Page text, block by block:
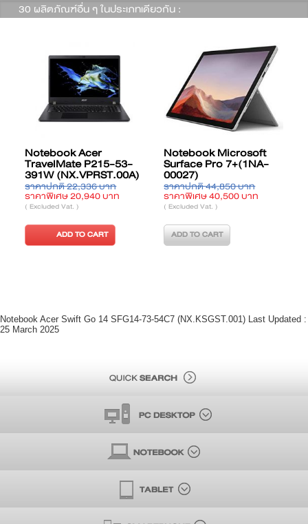
30 ผลิตภัณฑ์อื่น ๆ ในประเภทเดียวกัน :
Notebook Acer
TravelMate P215-53-
391W (NX.VPRST.00A)
ราคาปกติ 22,336 บาท
ราคาพิเศษ 20,940 บาท
( Excluded Vat. )
ADD TO CART
Notebook Microsoft
Surface Pro 7+(1NA-
00027)
ราคาปกติ 44,850 บาท
ราคาพิเศษ 40,500 บาท
( Excluded Vat. )
ADD TO CART
Notebook Acer Swift Go 14 SFG14-73-54C7 (NX.KSGST.001) Last Updated :
25 March 2025